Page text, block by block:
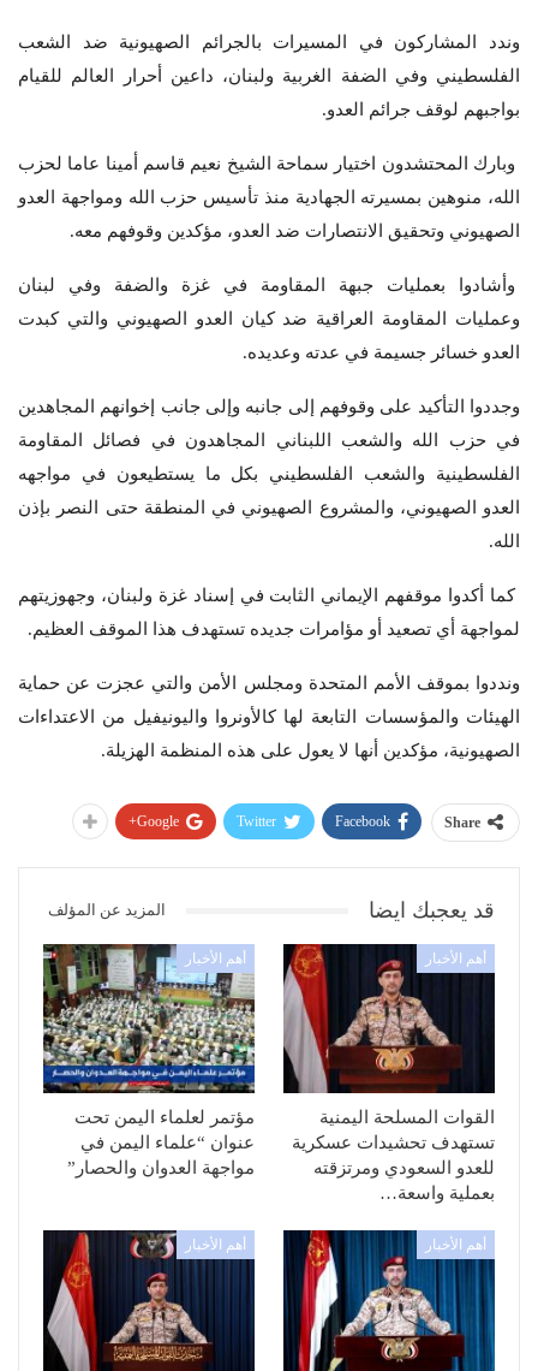
وندد المشاركون في المسيرات بالجرائم الصهيونية ضد الشعب
الفلسطيني وفي الضفة الغربية ولبنان، داعين أحرار العالم للقيام
بواجبهم لوقف جرائم العدو.
وبارك المحتشدون اختيار سماحة الشيخ نعيم قاسم أمينا عاما لحزب
الله، منوهين بمسيرته الجهادية منذ تأسيس حزب الله ومواجهة العدو
الصهيوني وتحقيق الانتصارات ضد العدو، مؤكدين وقوفهم معه.
وأشادوا بعمليات جبهة المقاومة في غزة والضفة وفي لبنان
وعمليات المقاومة العراقية ضد كيان العدو الصهيوني والتي كبدت
العدو خسائر جسيمة في عدته وعديده.
وجددوا التأكيد على وقوفهم إلى جانبه وإلى جانب إخوانهم المجاهدين
في حزب الله والشعب اللبناني المجاهدون في فصائل المقاومة
الفلسطينية والشعب الفلسطيني بكل ما يستطيعون في مواجهه
العدو الصهيوني، والمشروع الصهيوني في المنطقة حتى النصر بإذن
الله.
كما أكدوا موقفهم الإيماني الثابت في إسناد غزة ولبنان، وجهوزيتهم
لمواجهة أي تصعيد أو مؤامرات جديده تستهدف هذا الموقف العظيم.
ونددوا بموقف الأمم المتحدة ومجلس الأمن والتي عجزت عن حماية
الهيئات والمؤسسات التابعة لها كالأونروا واليونيفيل من الاعتداءات
الصهيونية، مؤكدين أنها لا يعول على هذه المنظمة الهزيلة.
Share
Facebook
Twitter
Google+
قد يعجبك ايضا المزيد عن المؤلف
أهم الأخبار
القوات المسلحة اليمنية
تستهدف تحشيدات عسكرية
للعدو السعودي ومرتزقته
بعملية واسعة…
أهم الأخبار
مؤتمر لعلماء اليمن تحت
عنوان “علماء اليمن في
مواجهة العدوان والحصار”
أهم الأخبار أهم الأخبار